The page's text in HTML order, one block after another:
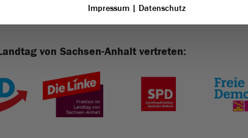
von Sachsen-Anhalt vertreten:
Impressum | Datenschutz